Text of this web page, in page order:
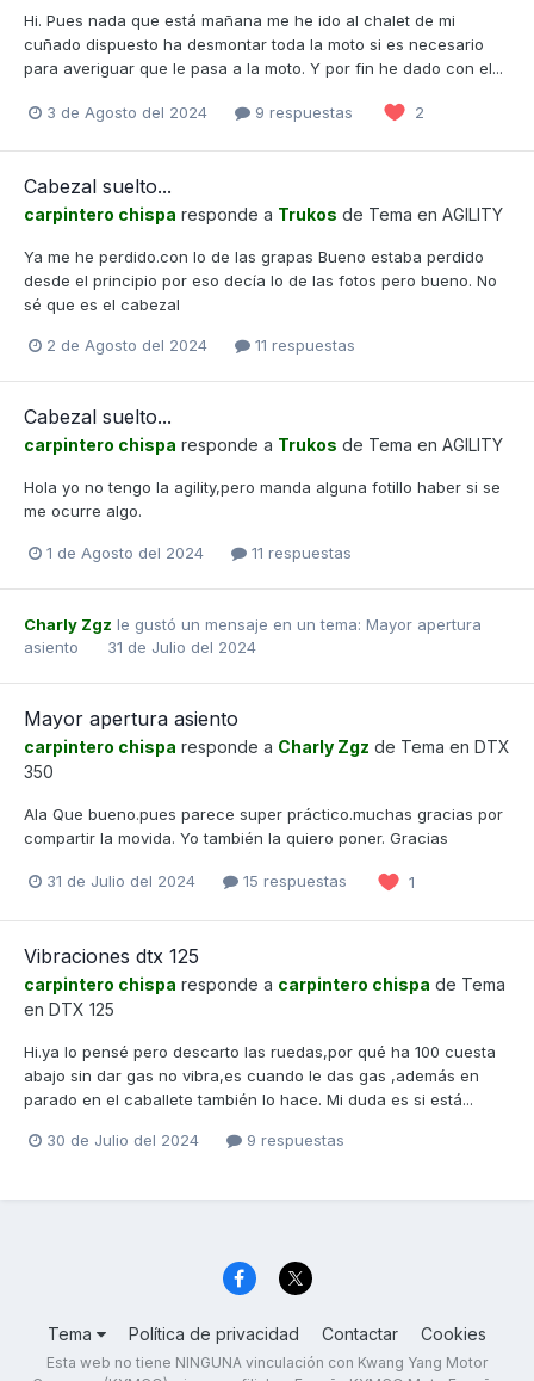
Hi. Pues nada que está mañana me he ido al chalet de mi
cuñado dispuesto ha desmontar toda la moto si es necesario
para averiguar que le pasa a la moto. Y por fin he dado con el...
3 de Agosto del 2024 9 respuestas 2
Cabezal suelto...
carpintero chispa responde a Trukos de Tema en AGILITY
Ya me he perdido.con lo de las grapas Bueno estaba perdido
desde el principio por eso decía lo de las fotos pero bueno. No
sé que es el cabezal
2 de Agosto del 2024 11 respuestas
Cabezal suelto...
carpintero chispa responde a Trukos de Tema en AGILITY
Hola yo no tengo la agility,pero manda alguna fotillo haber si se
me ocurre algo.
1 de Agosto del 2024 11 respuestas
Charly Zgz le gustó un mensaje en un tema: Mayor apertura
asiento
31 de Julio del 2024
Mayor apertura asiento
carpintero chispa responde a Charly Zgz de Tema en DTX
350
Ala Que bueno.pues parece super práctico.muchas gracias por
compartir la movida. Yo también la quiero poner. Gracias
31 de Julio del 2024 15 respuestas 1
Vibraciones dtx 125
carpintero chispa responde a carpintero chispa de Tema
en DTX 125
Hi.ya lo pensé pero descarto las ruedas,por qué ha 100 cuesta
abajo sin dar gas no vibra,es cuando le das gas ,además en
parado en el caballete también lo hace. Mi duda es si está...
30 de Julio del 2024 9 respuestas
Tema Política de privacidad Contactar Cookies
Esta web no tiene NINGUNA vinculación con Kwang Yang Motor